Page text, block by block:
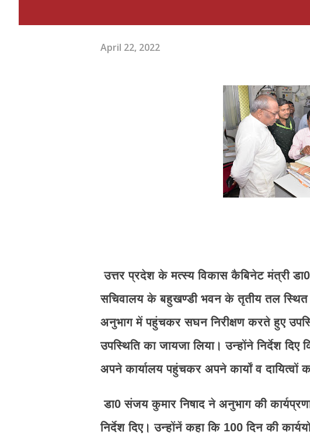
April 22, 2022
उत्तर प्रदेश के मत्स्य विकास कैबिनेट मंत्री
सचिवालय के बहुखण्डी भवन के तृतीय तल स्थित
अनुभाग में पहुंचकर सघन निरीक्षण करते हुए
उपस्थिति का जायजा लिया। उन्होंने निर्देश दिए
अपने कार्यालय पहुंचकर अपने कार्यों व दायित्वों
डा0 संजय कुमार निषाद ने अनुभाग की
निर्देश दिए। उन्होंनें कहा कि 100 दिन की